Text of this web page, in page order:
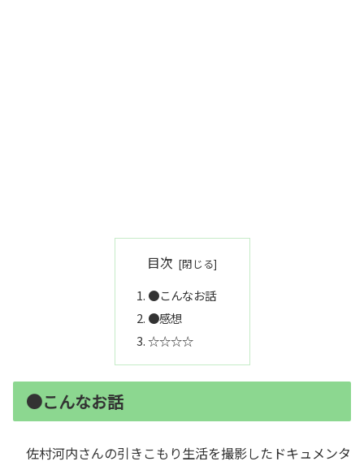
目次
●こんなお話
●感想
☆☆☆☆
●こんなお話
佐村河内さんの引きこもり生活を撮影したドキュメンタ